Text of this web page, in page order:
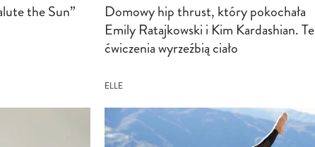
the Sun”
Domowy hip thrust, który pokochała
Emily Ratajkowski i Kim Kardashian. Te
ćwiczenia wyrzeźbią ciało
ELLE